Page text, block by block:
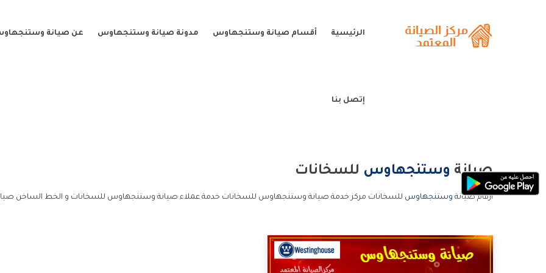
الرئيسية أقسام صيانة وستنجهاوس مدونة صيانة وستنجهاوس عن صيانة
إتصل بنا
صيانة وستنجهاوس للسخانات
ارقام صيانة وستنجهاوس للسخانات مركز خدمة صيانة وستنجهاوس للسخانات خدمة عملاء صيانة وستنجهاوس للسخانات و الخط الساخن